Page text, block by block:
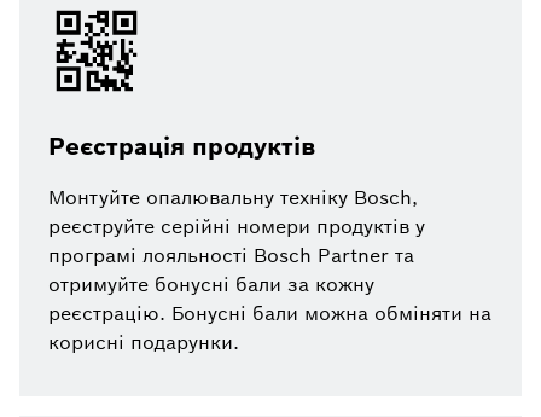
Реєстрація продуктів
Монтуйте опалювальну техніку Bosch,
реєструйте серійні номери продуктів у
програмі лояльності Bosch Partner та
отримуйте бонусні бали за кожну
реєстрацію. Бонусні бали можна обміняти на
корисні подарунки.